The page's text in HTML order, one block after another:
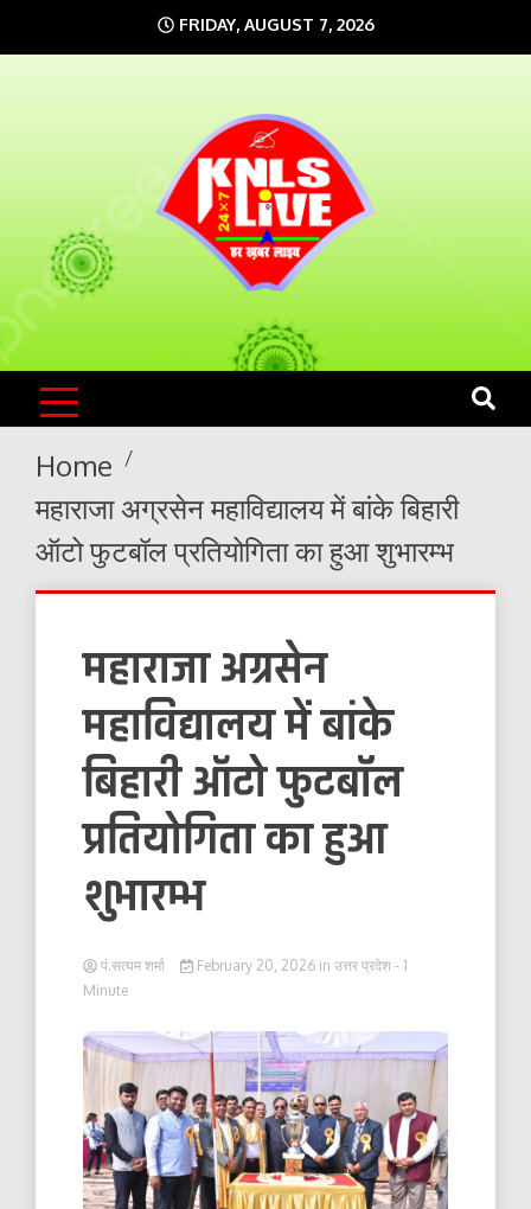
to
FRIDAY, AUGUST 7, 2026
KNLS LIVE
India`s No.1 News Portal
Home
महाराजा अग्रसेन महाविद्यालय में बांके बिहारी
ऑटो फुटबॉल प्रतियोगिता का हुआ शुभारम्भ
महाराजा अग्रसेन
महाविद्यालय में बांके
बिहारी ऑटो फुटबॉल
प्रतियोगिता का हुआ
शुभारम्भ
पं.सत्यम शर्मा February 20, 2026 in उत्तर प्रदेश - 1
Minute